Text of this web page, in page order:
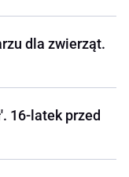
dla zwierząt.
16-latek przed